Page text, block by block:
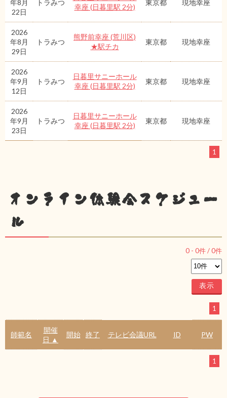
年8月
22日
トラみつ
幸座 (日暮里駅 2分)
東京都 現地幸座
2026
年8月
29日
トラみつ
熊野前幸座 (荒川区)
★駅チカ
東京都 現地幸座
2026
年9月
12日
トラみつ
日暮里サニーホール
幸座 (日暮里駅 2分)
東京都 現地幸座
2026
年9月
23日
トラみつ
日暮里サニーホール
幸座 (日暮里駅 2分)
東京都 現地幸座
1
オンライン体験会スケジュー
ル
0 - 0件 /0件
1
師範名
開催
日 ▲
開始 終了 テレビ会議URL ID PW
1